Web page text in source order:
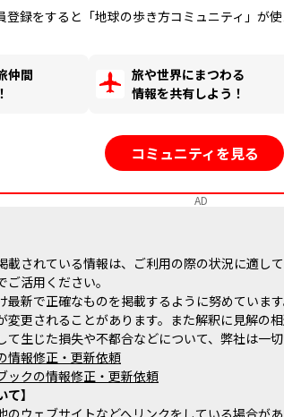
登録をすると「地球の歩き方コミュニティ」が使
仲間
旅や世界にまつわる
情報を共有しよう！
コミュニティを見る
AD
載されている情報は、ご利用の際の状況に適し
活用ください。
最新で正確なものを掲載するように努めていま
変更されることがあります。また解釈に見解の相
生じた損失や不都合などについて、弊社は一
情報修正・更新依頼
ックの情報修正・更新依頼
て
のウェブサイトなどへリンクをしている場合があ